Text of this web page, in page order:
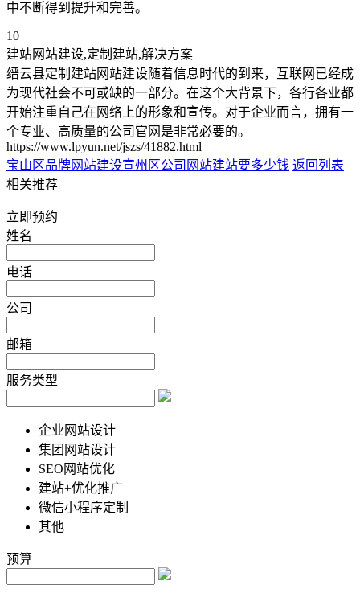
中不断得到提升和完善。
10
建站网站建设,定制建站,解决方案
缙云县定制建站网站建设随着信息时代的到来，互联网已经成
为现代社会不可或缺的一部分。在这个大背景下，各行各业都
开始注重自己在网络上的形象和宣传。对于企业而言，拥有一
个专业、高质量的公司官网是非常必要的。
https://www.lpyun.net/jszs/41882.html
宝山区品牌网站建设宣州区公司网站建站要多少钱 返回列表
相关推荐
立即预约
姓名
电话
公司
邮箱
服务类型
企业网站设计
集团网站设计
SEO网站优化
建站+优化推广
微信小程序定制
其他
预算